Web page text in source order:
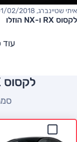
איתי שטיינברג, 01/02/2018
לקסוס RX ו-NX הוזלו
לקסוס NX השוואה למתחרים
סמנו עד